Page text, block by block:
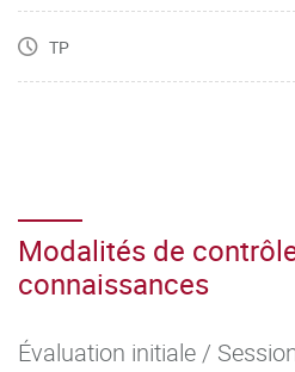
TP
Modalités de
connaissances
Évaluation initiale /